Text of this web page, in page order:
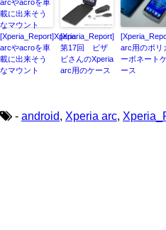
[Xperia_Report]Xperia
arcやacroを車
載に出来そう
なマウント
[Xperia_Report]
第17回 ビザ
ビさんのXperia
arc用のケース
arc用のポリ
ーボネートケ
ース
- android, Xperia arc,